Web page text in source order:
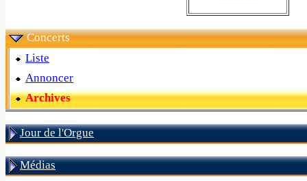
Concerts
Liste
Annoncer
Archives
Jour de l'Orgue
Médias